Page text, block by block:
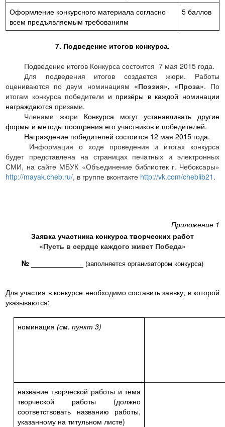
Оформление конкурсного материала согласно
всем предъявляемым требованиям
5 баллов
7. Подведение итогов конкурса.
Подведение итогов Конкурса состоится 7 мая 2015 года.
Для подведения итогов создается жюри. Работы
оцениваются по двум номинациям «Поэзия», «Проза». По
итогам конкурса победители и призёры в каждой номинации
награждаются призами.
Членами жюри Конкурса могут устанавливать другие
формы и методы поощрения его участников и победителей.
Награждение победителей состоится 12 мая 2015 года.
Информация о ходе проведения и итогах конкурса
будет представлена на страницах печатных и электронных
СМИ, на сайте МБУК «Объединение библиотек г. Чебоксары»
http://mayak.cheb.ru/, в группе вконтакте http://vk.com/cheblib21 .
Приложение 1
Заявка участника конкурса творческих работ
«Пусть в сердце каждого живет Победа»
№ _____________ (заполняется организатором конкурса)
Для участия в конкурсе необходимо составить заявку, в которой
указываются:
номинация (см. пункт 3)
название творческой работы и тема
творческой работы (должно
соответствовать названию работы,
указанному на титульном листе)